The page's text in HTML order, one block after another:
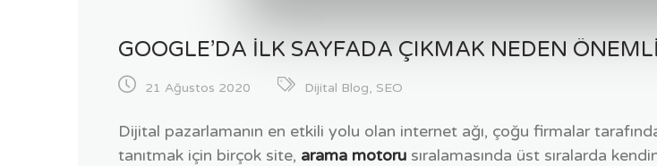
GOOGLE’DA İLK SAYFADA ÇIKMAK NEDEN
21 Ağustos 2020 Dijital Blog, SEO
Dijital pazarlamanın en etkili yolu olan internet ağı, çoğu firmalar
tanıtmak için birçok site, arama motoru sıralamasında üst sıralarda